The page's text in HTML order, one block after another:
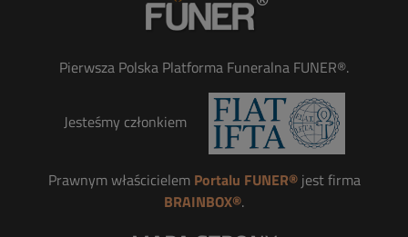
Pierwsza Polska Platforma Funeralna FUNER®.
Jesteśmy członkiem
Prawnym właścicielem Portalu FUNER®jest firma
BRAINBOX®.